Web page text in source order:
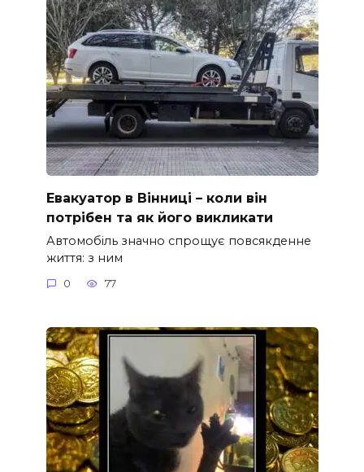
Евакуатор в Вінниці – коли він
потрібен та як його викликати
Автомобіль значно спрощує повсякденне
життя: з ним
0 77